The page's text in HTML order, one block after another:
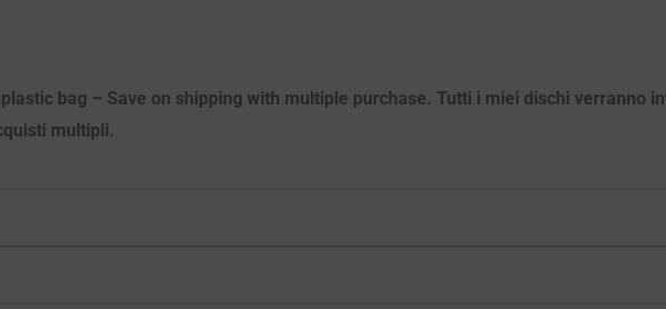
bag – Save on shipping with multiple purchase. Tutti i miei dischi verranno
multipli.